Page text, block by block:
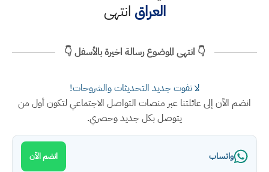
العراق انتهى
👇 انتهى الموضوع رسالة اخيرة بالأسفل 👇
لا تفوت جديد التحديثات والشروحات!
انضم الآن إلى عائلتنا عبر منصات التواصل الاجتماعي لتكون أول من
يتوصل بكل جديد وحصري.
واتساب انضم الآن